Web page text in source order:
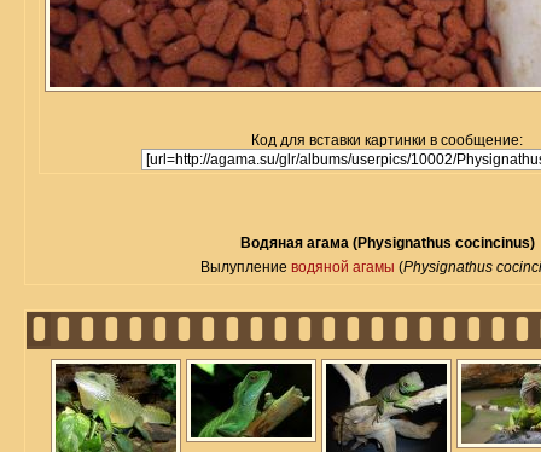
Код для вставки картинки в сообщение:
Водяная агама (Physignathus cocincinus)
Вылупление водяной агамы (Physignathus